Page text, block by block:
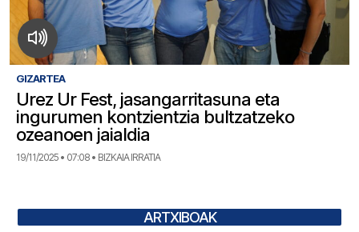
GIZARTEA
Urez Ur Fest, jasangarritasuna eta
ingurumen kontzientzia bultzatzeko
ozeanoen jaialdia
19/11/2025 • 07:08 • BIZKAIA IRRATIA
ARTXIBOAK